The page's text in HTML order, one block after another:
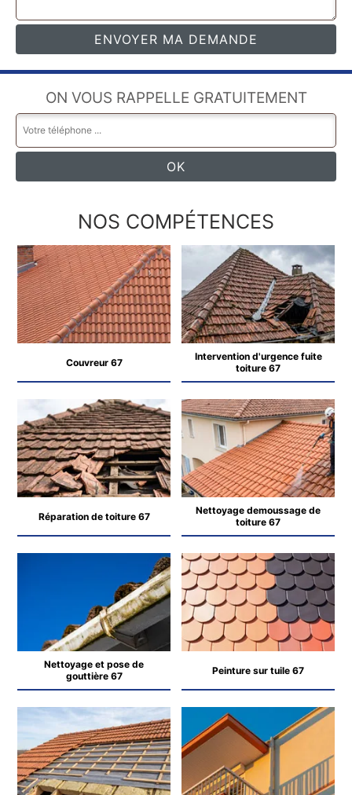
ON VOUS RAPPELLE GRATUITEMENT
NOS COMPÉTENCES
Couvreur 67
Intervention d'urgence fuite
toiture 67
Réparation de toiture 67
Nettoyage demoussage de
toiture 67
Nettoyage et pose de
gouttière 67
Peinture sur tuile 67